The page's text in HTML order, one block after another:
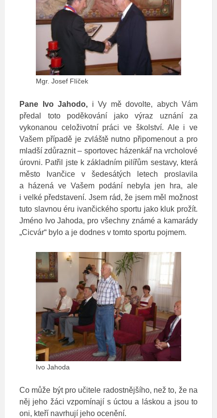
Mgr. Josef Flíček
Pane Ivo Jahodo, i Vy mě dovolte, abych Vám
předal toto poděkování jako výraz uznání za
vykonanou celoživotní práci ve školství. Ale i ve
Vašem případě je zvláště nutno připomenout a pro
mladší zdůraznit – sportovec házenkář na vrcholové
úrovni. Patřil jste k základním pilířům sestavy, která
město Ivančice v šedesátých letech proslavila
a házená ve Vašem podání nebyla jen hra, ale
i velké představení. Jsem rád, že jsem měl možnost
tuto slavnou éru ivančického sportu jako kluk prožít.
Jméno Ivo Jahoda, pro všechny známé a kamarády
„Cicvár“ bylo a je dodnes v tomto sportu pojmem.
Ivo Jahoda
Co může být pro učitele radostnějšího, než to, že na
něj jeho žáci vzpomínají s úctou a láskou a jsou to
oni, kteří navrhují jeho ocenění.